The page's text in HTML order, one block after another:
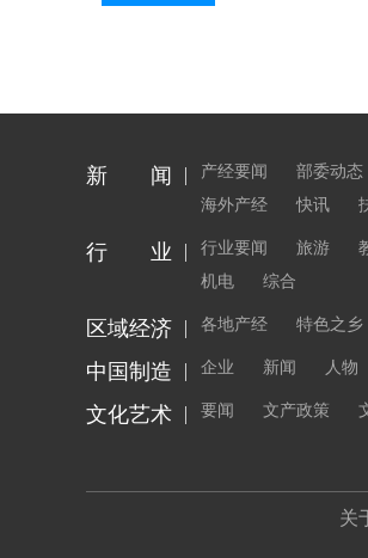
新 闻 产经要闻 部委动态
海外产经
快讯
行 业 行业要闻 旅游
机电
综合
区域经济 各地产经 特色之乡
中国制造 企业 新闻 人物
文化艺术 要闻 文产政策
关